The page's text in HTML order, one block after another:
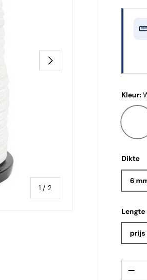
1 /van
2
Volgende
Kleur:
Wit
Dikte
6
Lengte
prijs